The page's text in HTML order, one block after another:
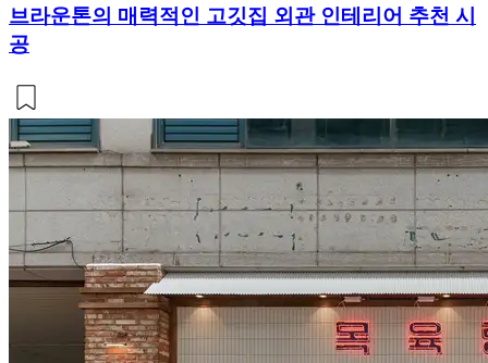
브라운톤의 매력적인 고깃집 외관 인테리어 추천 시
공